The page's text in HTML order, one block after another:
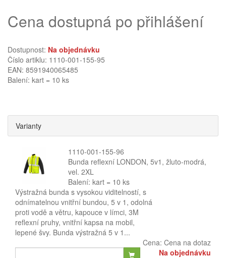
Cena dostupná po přihlášení
Dostupnost: Na objednávku
Číslo artiklu: 1110-001-155-95
EAN: 8591940065485
Balení: kart = 10 ks
Varianty
1110-001-155-96
Bunda reflexní LONDON, 5v1, žluto-modrá,
vel. 2XL
Balení: kart = 10 ks
Výstražná bunda s vysokou viditelností, s
odnímatelnou vnitřní bundou, 5 v 1, odolná
proti vodě a větru, kapouce v límci, 3M
reflexní pruhy, vnitřní kapsa na mobil,
lepené švy. Bunda výstražná 5 v 1...
Cena: Cena na dotaz
Na objednávku